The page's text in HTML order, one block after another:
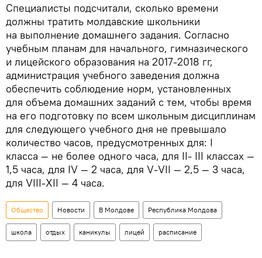
Специалисты подсчитали, сколько времени
должны тратить молдавские школьники
на выполнение домашнего задания. Согласно
учебным планам для начального, гимназического
и лицейского образования на 2017-2018 гг,
администрация учебного заведения должна
обеспечить соблюдение норм, установленных
для объема домашних заданий с тем, чтобы время
на его подготовку по всем школьным дисциплинам
для следующего учебного дня не превышало
количество часов, предусмотренных для: I
класса — не более одного часа, для II- III классах —
1,5 часа, для IV — 2 часа, для V-VII — 2,5 — 3 часа,
для VIII-XII — 4 часа.
Общество Новости В Молдове Республика Молдова
школа отдых каникулы лицей расписание